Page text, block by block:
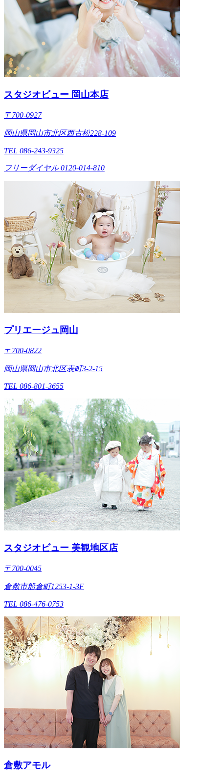
スタジオビュー 岡山本店
〒700-0927
岡山県岡山市北区西古松228-109
TEL 086-243-9325
フリーダイヤル 0120-014-810
プリエージュ岡山
〒700-0822
岡山県岡山市北区表町3-2-15
TEL 086-801-3655
スタジオビュー 美観地区店
〒700-0045
倉敷市船倉町1253-1-3F
TEL 086-476-0753
倉敷アモル